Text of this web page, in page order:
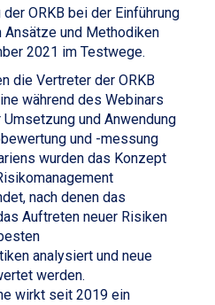
ORKB bei der Einführung
Ansätze und Methodiken
2021 im Testwege.
die Vertreter der ORKB
während des Webinars
und Anwendung
und -messung
wurden das Konzept
nach denen das
Auftreten neuer Risiken
analysiert und neue
werden.
wirkt seit 2019 ein